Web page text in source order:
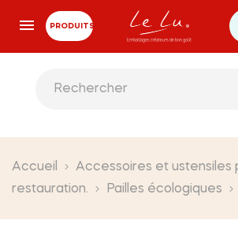
PRODUITS
Accueil
Accessoires et ustensiles
restauration.
Pailles écologiques